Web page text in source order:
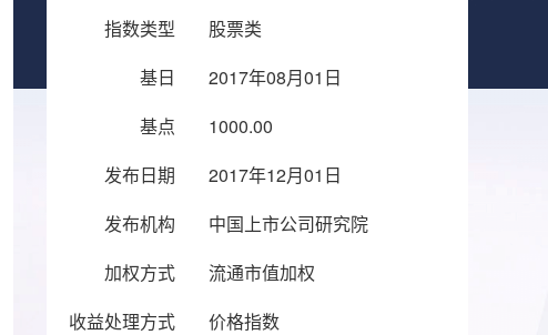
指数类型
股票类
基日
2017年08月01日
基点
1000.00
发布日期
2017年12月01日
发布机构
中国上市公司研究院
加权方式
流通市值加权
收益处理方式
价格指数